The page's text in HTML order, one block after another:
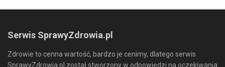
Serwis SprawyZdrowia.pl
Zdrowie to cenna wartość, bardzo je cenimy, dlatego serwis
SprawyZdrowia.pl został stworzony w odpowiedzi na oczekiwania